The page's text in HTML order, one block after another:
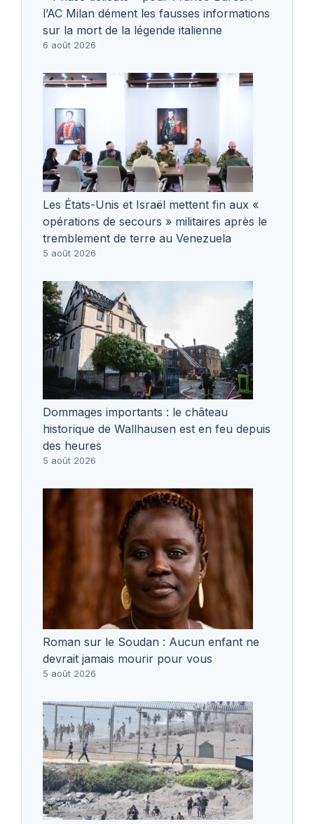
l’AC Milan dément les fausses informations
sur la mort de la légende italienne
6 août 2026
Les États-Unis et Israël mettent fin aux «
opérations de secours » militaires après le
tremblement de terre au Venezuela
5 août 2026
Dommages importants : le château
historique de Wallhausen est en feu depuis
des heures
5 août 2026
Roman sur le Soudan : Aucun enfant ne
devrait jamais mourir pour vous
5 août 2026